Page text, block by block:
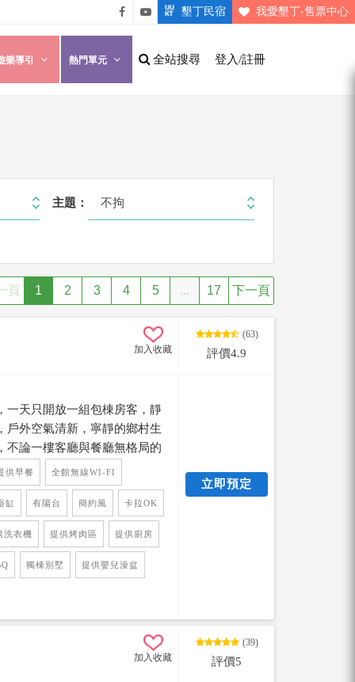
悠遊
墾丁
粉絲
墾丁
墾丁民宿 我愛墾丁-售票中心
登入/註冊
全站搜尋
樂導引 熱門單元
主題： 不拘
頁 1 2 3 4 5 ... 17 下一頁
加入收藏
(63)
評價4.9
一天只開放一組包棟房客，靜
戶外空氣清新，寧靜的鄉村生
不論一樓客廳與餐廳無格局的
是令人有無比的享受，您可
過Villa給你們的度假享受。
供早餐 全館無線WI-FI
缸 有陽台 簡約風 卡拉OK
洗衣機 提供烤肉區 提供廚房
獨棟別墅 提供嬰兒澡盆
立即預定
加入收藏
(39)
評價5